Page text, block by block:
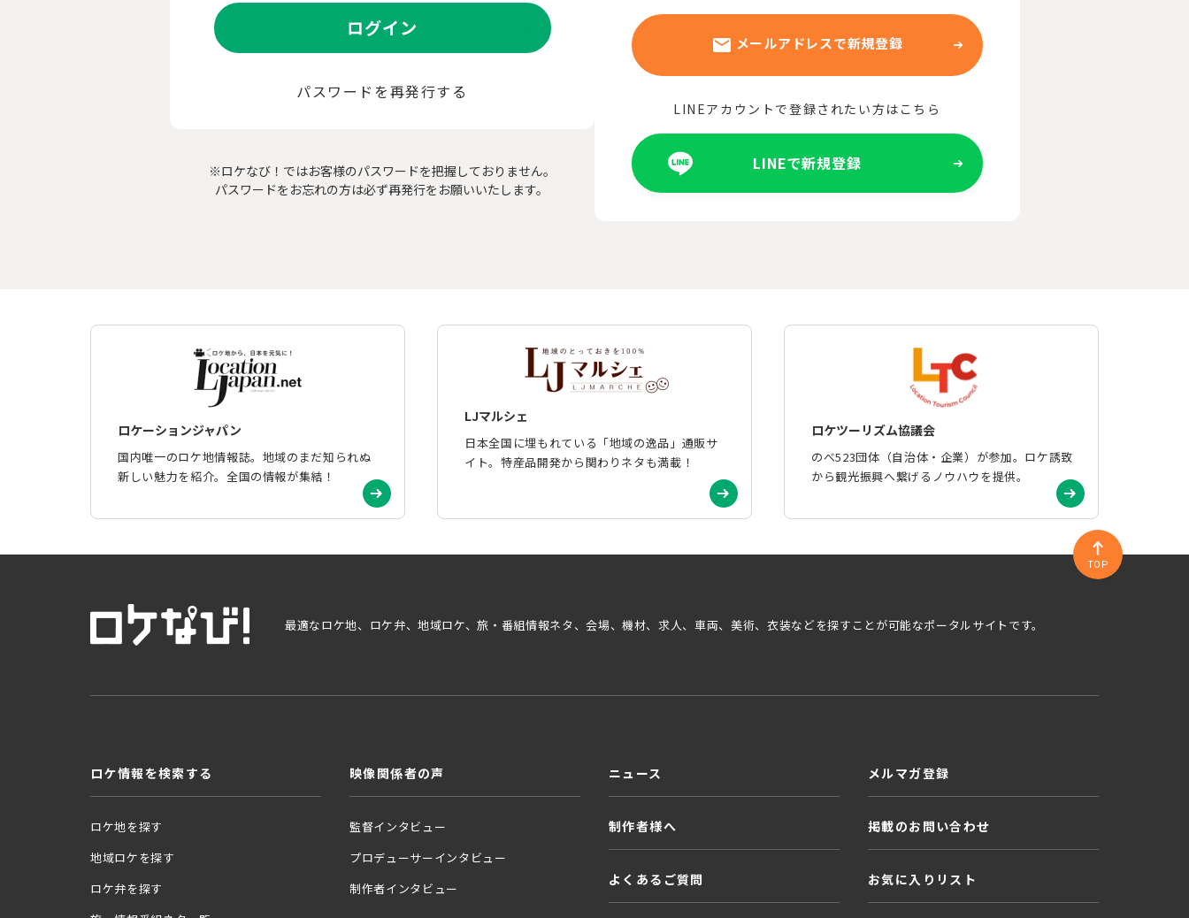
ログイン
パスワードを再発行する
※ロケなび！ではお客様のパスワードを把握しておりません。
パスワードをお忘れの方は必ず再発行をお願いいたします。
メールアドレスで新規登録
LINEアカウントで登録されたい方はこちら
LINEで新規登録
ロケーションジャパン
国内唯一のロケ地情報誌。地域のまだ知られぬ
新しい魅力を紹介。全国の情報が集結！
LJマルシェ
日本全国に埋もれている「地域の逸品」通販サ
イト。特産品開発から関わりネタも満載！
ロケツーリズム協議会
のべ523団体（自治体・企業）が参加。ロケ誘致
から観光振興へ繋げるノウハウを提供。
TOP
最適なロケ地、ロケ弁、地域ロケ、旅・番組情報ネタ、会場、機材、求人、車両、美術、衣装などを探すことが可能なポータルサイトです。
ロケ情報を検索する
ロケ地を探す
地域ロケを探す
ロケ弁を探す
映像関係者の声
監督インタビュー
プロデューサーインタビュー
制作者インタビュー
ニュース
制作者様へ
よくあるご質問
メルマガ登録
掲載のお問い合わせ
お気に入りリスト